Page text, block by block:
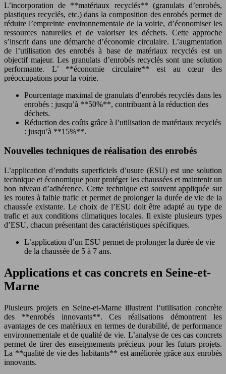
L’incorporation de **matériaux recyclés** (granulats d’enrobés,
plastiques recyclés, etc.) dans la composition des enrobés permet de
réduire l’empreinte environnementale de la voirie, d’économiser les
ressources naturelles et de valoriser les déchets. Cette approche
s’inscrit dans une démarche d’économie circulaire. L’augmentation
de l’utilisation des enrobés à base de matériaux recyclés est un
objectif majeur. Les granulats d’enrobés recyclés sont une solution
performante. L’ **économie circulaire** est au cœur des
préoccupations pour la voirie.
Pourcentage maximal de granulats d’enrobés recyclés dans les
enrobés : jusqu’à **50%**, contribuant à la réduction des
déchets.
Réduction des coûts grâce à l’utilisation de matériaux recyclés
: jusqu’à **15%**.
Nouvelles techniques de réalisation des enrobés
L’application d’enduits superficiels d’usure (ESU) est une solution
technique et économique pour protéger les chaussées et maintenir un
bon niveau d’adhérence. Cette technique est souvent appliquée sur
les routes à faible trafic et permet de prolonger la durée de vie de la
chaussée existante. Le choix de l’ESU doit être adapté au type de
trafic et aux conditions climatiques locales. Il existe plusieurs types
d’ESU, chacun présentant des caractéristiques spécifiques.
L’application d’un ESU permet de prolonger la durée de vie
de la chaussée de 5 à 7 ans.
Applications et cas concrets en Seine-et-
Marne
Plusieurs projets en Seine-et-Marne illustrent l’utilisation concrète
des **enrobés innovants**. Ces réalisations démontrent les
avantages de ces matériaux en termes de durabilité, de performance
environnementale et de qualité de vie. L’analyse de ces cas concrets
permet de tirer des enseignements précieux pour les futurs projets.
La **qualité de vie des habitants** est améliorée grâce aux enrobés
innovants.